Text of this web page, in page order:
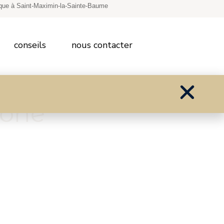
à Saint-Maximin-la-Sainte-Baume
conseils nous contacter
le
ne